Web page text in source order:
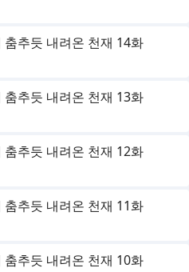
추듯 내려온 천재 14화
추듯 내려온 천재 13화
추듯 내려온 천재 12화
추듯 내려온 천재 11화
추듯 내려온 천재 10화